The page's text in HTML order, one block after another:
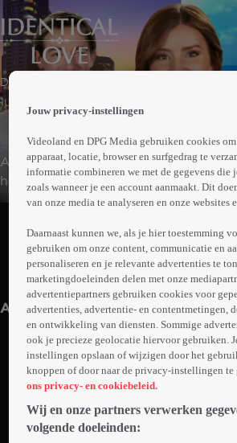
Drama | Komedie
1uur35min
Amerikaanse romantische film. Dr.
haar leven thuis ontvluchten nadat ze
achtergelaten. Ze meldt zich aan als
Seth op: de tweelingbroer van haar
hun werk groeit Seths liefde voor
hem haar ex zien. De eilandromance
langzaam los te komen van het
Abonneren op
Meer
info
Anderen kijken ook
Jouw privacy-instellingen
Videoland en DPG Media gebruiken cookies
apparaat, locatie, browser en surfgedrag te
informatie combineren we met de gegevens die
zoals wanneer je een account aanmaakt. Dit
van onze media te analyseren en onze websites
Daarnaast kunnen we, als je hier toestemming
gebruiken om onze content, communicatie en
personaliseren en je relevante advertenties te
marketingdoeleinden delen met onze
advertentiepartners gebruiken cookies voor
advertenties, advertentie- en contentmetingen,
en ontwikkeling van diensten. Sommige
ook je precieze geolocatie hiervoor gebruiken.
instellingen opslaan of wijzigen door het
knoppen of door naar de privacy-instellingen te
ons privacy- en cookiebeleid.
Wij en onze partners verwerken
volgende doeleinden: